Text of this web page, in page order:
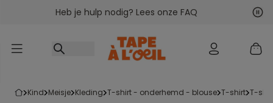
Ga naar inhoudHeb je hulp nodig? Lees onze FAQ
kind meisje kleding t-shirt - onderhemd - blouse t-shirt t-